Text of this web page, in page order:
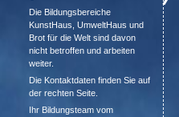
Die Bildungsbereiche
KunstHaus, UmweltHaus und
Brot für die Welt sind davon
nicht betroffen und arbeiten
weiter.
Die Kontaktdaten finden Sie auf
der rechten Seite.
Ihr Bildungsteam vom